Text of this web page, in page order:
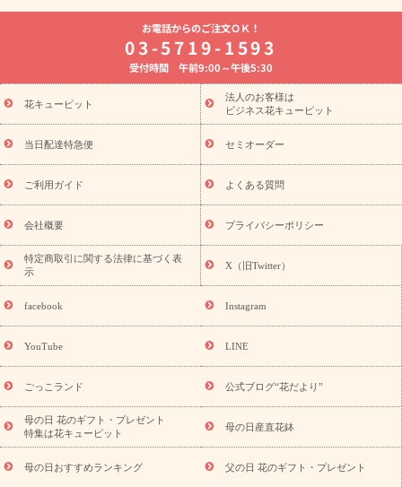
よく贈られる花
お祝いの花特集
誕生日フラワーギフト特集
8月の誕生花(トルコキキョウ)
開店・開業祝い
お供え・お悔やみ お供え・お悔やみの花
通夜・葬儀に贈る花 胡蝶蘭・花鉢
ーブドフラワー
季節のイベント
ひまわり ギフト・プレゼント
特集
お盆 花（新盆・初盆） 季節のイベント
お盆 花（新
盆・初盆）
お盆 花（新盆・初盆）
お盆・お供え 花とセットギ
フト
お盆・お供え プリザーブドフラワー
ひまわり ギフト・プ
レゼント特集
夏の花贈り・お中元・暑中見舞い 花のギフト特集
敬老の日におくる花ギフト・プレゼント特集
花ギフト・プレゼント特集
敬老の日 花のおすすめランキング
敬
老の日 花鉢植えのギフト・プレゼント特集
敬老の日 花とセットギ
フト・プレゼント特集
敬老の日の花 全てのギフト一覧
キャン
ペーン
映画『ウォーターガーディアンズ』コラボキャンペーン
「きょう誕生日なんです」キャンペーン
誕生日の花を探す
誕生日フラワーギフト 誕生日フラワーギフト特集
(トルコキキョウ)
9月の誕生花(リンドウ)
ら探す
お祝いの花特集 当日配達特急便 お祝い商品一覧
念日
結婚祝い 出産祝い 退院祝い・快気祝い
寿祝い
プチギフト ペットのお祝いフラワー
供え・お悔やみ商品一覧
お供え・お悔やみの花
四十九日法要以
お電話からのご注文ＯＫ！
03-5719-1593
受付時間 午前9:00～午後5:30
花キューピット
法人のお客様は
ビジネス花キューピット
当日配達特急便 セミオーダー
ご利用ガイド よくある質問
会社概要 プライバシーポリシー
特定商取引に関する法律に基づく表
示
X（旧Twitter）
facebook Instagram
YouTube LINE
ごっこランド 公式ブログ“花だより”
母の日 花のギフト・プレゼント
特集は花キューピット
母の日産直花鉢
母の日おすすめランキング 父の日 花のギフト・プレゼント